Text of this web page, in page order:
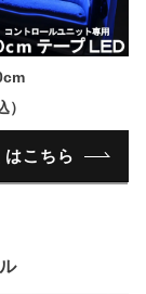
はこちら